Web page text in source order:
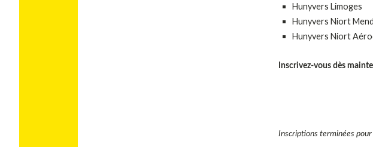
Hunyvers Limoges
Hunyvers Niort
Hunyvers Niort
Inscrivez-vous dès
Inscriptions terminées pour